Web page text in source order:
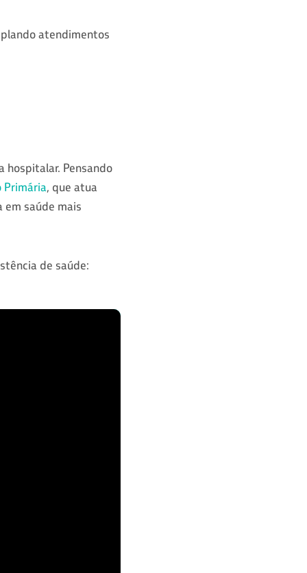
atendimentos
hospitalar. Pensando
Primária, que atua
em saúde mais
de saúde: